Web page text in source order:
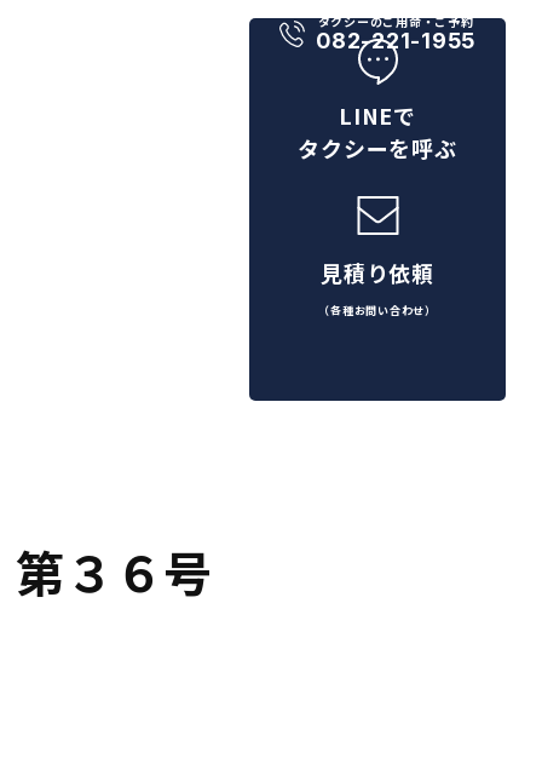
タクシーのご用命・ご予約
082-221-1955
LINEで
タクシーを呼ぶ
見積り依頼
（各種お問い合わせ）
３６号